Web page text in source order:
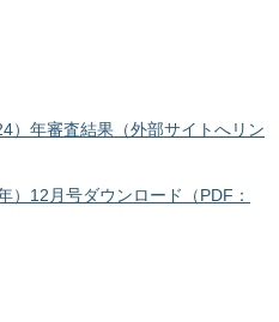
）年審査結果（外部サイトへリン
）12月号ダウンロード（PDF：